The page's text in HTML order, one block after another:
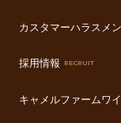
カスタマーハラスメ
採用情報 RECRUIT
キャメルファームワ